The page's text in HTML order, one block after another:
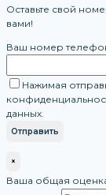
Оставьте свой
вами!
Ваш номер
Нажимая
данных.
×
Ваша общая